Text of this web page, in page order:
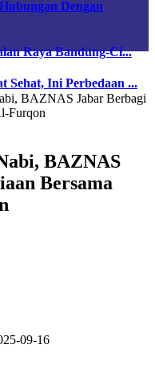
Dengan
Raya Bandung-Ci...
Sehat, Ini Perbedaan ...
BAZNAS Jabar Berbagi
Furqon
BAZNAS
Bersama
09-16